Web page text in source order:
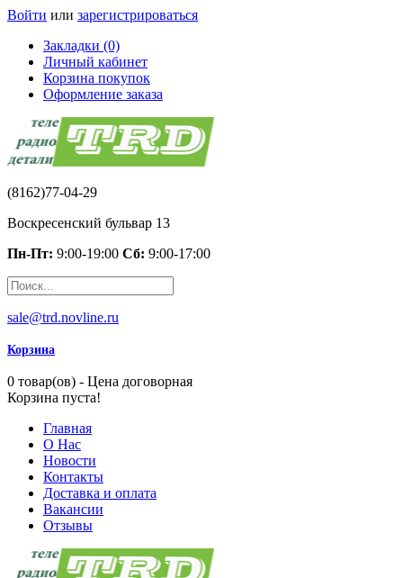
Войти или зарегистрироваться
Закладки (0)
Личный кабинет
Корзина покупок
Оформление заказа
(8162)77-04-29
Воскресенский бульвар 13
Пн-Пт: 9:00-19:00 Сб: 9:00-17:00
sale@trd.novline.ru
Корзина
0 товар(ов) - Цена договорная
Корзина пуста!
Главная
О Нас
Новости
Контакты
Доставка и оплата
Вакансии
Отзывы